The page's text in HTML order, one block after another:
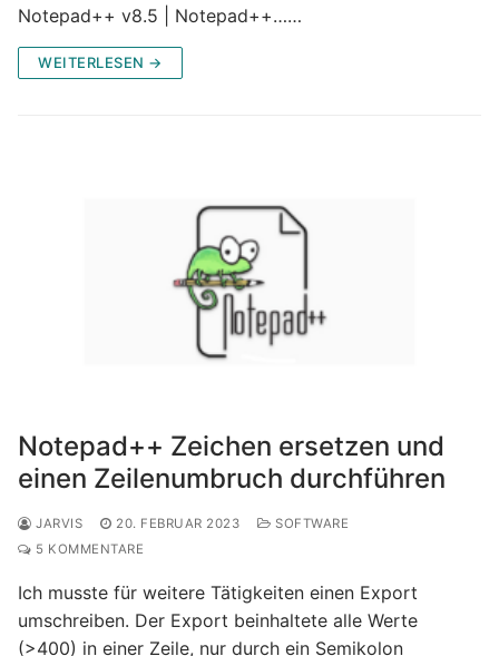
Notepad++ v8.5 | Notepad++……
WEITERLESEN →
Notepad++ Zeichen ersetzen und
einen Zeilenumbruch durchführen
JARVIS 20. FEBRUAR 2023
SOFTWARE
5 KOMMENTARE
Ich musste für weitere Tätigkeiten einen Export
umschreiben. Der Export beinhaltete alle Werte
(>400) in einer Zeile, nur durch ein Semikolon